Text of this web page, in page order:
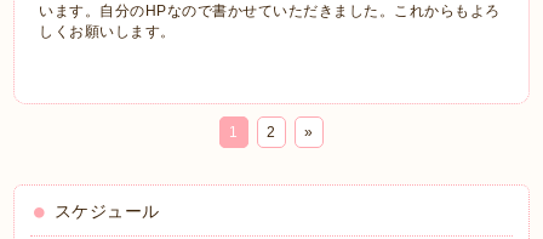
います。自分のHPなので書かせていただきました。これからもよろ
しくお願いします。
1 2 »
スケジュール